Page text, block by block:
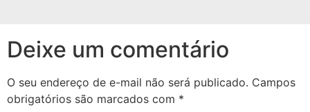
Deixe um comentário
O seu endereço de e-mail não será publicado. Campos
obrigatórios são marcados com *